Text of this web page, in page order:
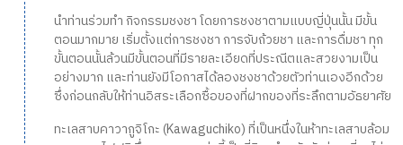
นำท่านร่วมทำ กิจกรรมชงชา โดยการชงชาตามแบบญี่ปุ่นนั้น มีขั้น
ตอนมากมาย เริ่มตั้งแต่การชงชา การจับถ้วยชา และการดื่มชา ทุก
ขั้นตอนนั้นล้วนมีขั้นตอนที่มีรายละเอียดที่ประณีตและสวยงามเป็น
อย่างมาก และท่านยังมีโอกาสได้ลองชงชาด้วยตัวท่านเองอีกด้วย
ซึ่งก่อนกลับให้ท่านอิสระเลือกซื้อของที่ฝากของที่ระลึกตามอัธยาศัย
ทะเลสาบคาวากูจิโกะ (Kawaguchiko) ที่เป็นหนึ่งในห้าทะเลสาบล้อม